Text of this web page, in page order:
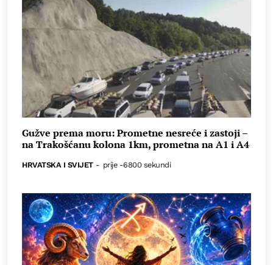
Gužve prema moru: Prometne nesreće i zastoji –
na Trakošćanu kolona 1km, prometna na A1 i A4
HRVATSKA I SVIJET - prije -6800 sekundi